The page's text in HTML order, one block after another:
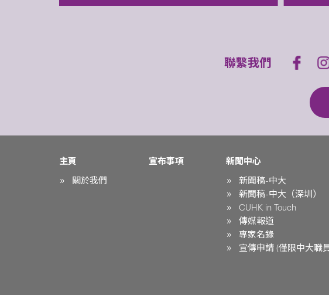
聯繫我們
主頁
關於我們
宣布事項
新聞中心
新聞稿-中大
新聞稿-中大（深圳）
CUHK in Touch
傳媒報道
專家名錄
宣傳申請 (僅限中大職